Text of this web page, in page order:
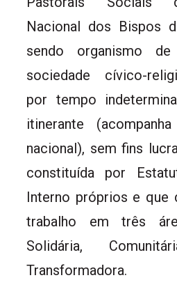
Nacional dos Bispos
sendo organismo
sociedade cívico-
por tempo
itinerante
nacional), sem fins
constituída por
Interno próprios e que
trabalho em três
Solidária,
Transformadora.